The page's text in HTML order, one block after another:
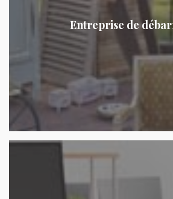
Entreprise de